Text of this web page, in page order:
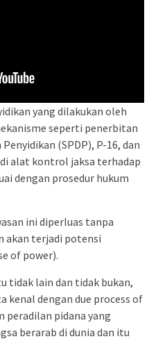
yang dilakukan oleh
seperti penerbitan
(SPDP), P-16, dan
alat kontrol jaksa terhadap
dengan prosedur hukum
ini diperluas tanpa
akan terjadi potensi
of power).
tidak lain dan tidak bukan,
kenal dengan due process of
peradilan pidana yang
berarab di dunia dan itu